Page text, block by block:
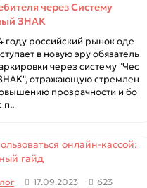
через Систему
ЗНАК
году российский рынок оде
в новую эру обязатель
через систему "Чес
отражающую стремлен
прозрачности и бо
п..
17.09.2023 623